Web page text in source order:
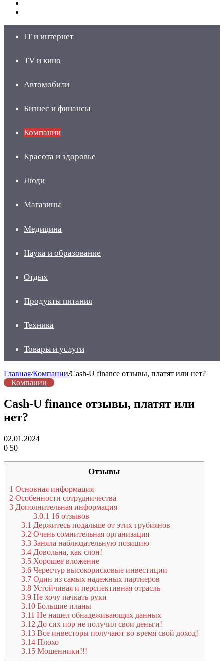
IT и интернет
TV и кино
Автомобили
Бизнес и финансы
Компании
Красота и здоровье
Люди
Магазины
Медицина
Наука и образование
Отдых
Продукты питания
Техника
Товары и услуги
Главная/Компании/Cash-U finance отзывы, платят или нет?
Компании
Cash-U finance отзывы, платят или
нет?
02.01.2024
0 50
Отзывы
1 Основная информация
2 Особенности сотрудничества
3 Дополнительная информация
3.0.1 16 отзывов
3.1 Держитесь подальше от этих грубиянов
3.2 Очень сомнительная организация
3.3 Заняла наблюдательную позицию
3.4 Довольна, как слон!
3.5 Хорошее вложение
3.6 Чересчур высокорисковые инвестиции
3.7 Один из самых надежных партнеров
3.8 Устойчивая и перспективная отрасль
3.9 Не хочу пачкать руки
3.10 Большие планы
3.11 Не нашел обнадеживающих данных
3.12 До сих пор не получил свои деньги!
3.13 Все инвесторы получают во время свой доход!
3.14 Плохо
3.15 Мошенники!!!